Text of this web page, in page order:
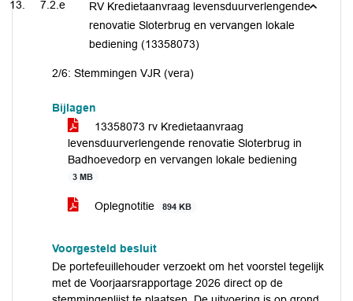
7.2.e
RV Kredietaanvraag levensduurverlengende
renovatie Sloterbrug en vervangen lokale
bediening (13358073)
2/6: Stemmingen VJR (vera)
Bijlagen
13358073 rv Kredietaanvraag
levensduurverlengende renovatie Sloterbrug in
Badhoevedorp en vervangen lokale bediening
3 MB
Oplegnotitie 894 KB
Voorgesteld besluit
De portefeuillehouder verzoekt om het voorstel tegelijk
met de Voorjaarsrapportage 2026 direct op de